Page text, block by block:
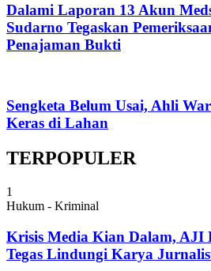
Dalami Laporan 13 Akun
Sudarno Tegaskan
Penajaman Bukti
Sengketa Belum Usai, Ahli
Keras di Lahan
TERPOPULER
1
Hukum - Kriminal
Krisis Media Kian Dalam, AJI
Tegas Lindungi Karya